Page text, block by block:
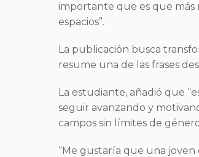
importante que es que más
espacios”.
La publicación busca
resume una de las frases
La estudiante, añadió que
seguir avanzando y
campos sin límites de
“Me gustaría que una